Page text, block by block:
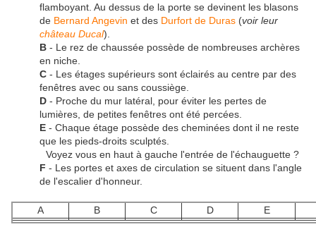
flamboyant. Au dessus de la porte se devinent les blasons
de Bernard Angevin et des Durfort de Duras (voir leur
château Ducal).
B - Le rez de chaussée possède de nombreuses archères
en niche.
C - Les étages supérieurs sont éclairés au centre par des
fenêtres avec ou sans coussiège.
D - Proche du mur latéral, pour éviter les pertes de
lumières, de petites fenêtres ont été percées.
E - Chaque étage possède des cheminées dont il ne reste
que les pieds-droits sculptés.
Voyez vous en haut à gauche l'entrée de l'échauguette ?
F - Les portes et axes de circulation se situent dans l'angle
de l'escalier d'honneur.
A B C D E